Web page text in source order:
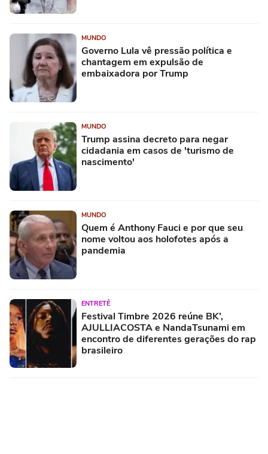
MUNDO
Governo Lula vê pressão política e
chantagem em expulsão de
embaixadora por Trump
MUNDO
Trump assina decreto para negar
cidadania em casos de 'turismo de
nascimento'
MUNDO
Quem é Anthony Fauci e por que seu
nome voltou aos holofotes após a
pandemia
ENTRETÊ
Festival Timbre 2026 reúne BK’,
AJULLIACOSTA e NandaTsunami em
encontro de diferentes gerações do rap
brasileiro